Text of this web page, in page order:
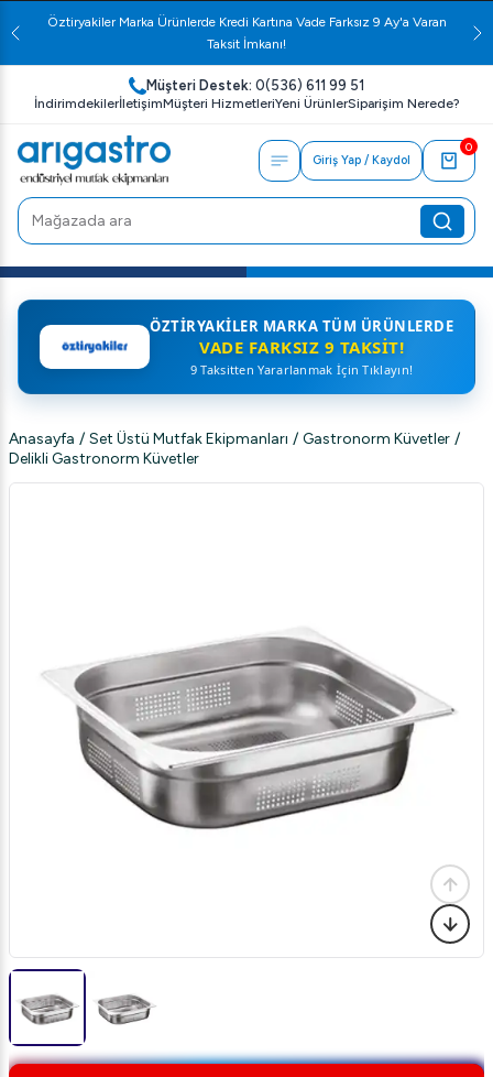
Öztiryakiler Marka Ürünlerde Kredi Kartına Vade Farksız 9 Ay'a Varan
Taksit İmkanı!
Müşteri Destek: 0(536) 611 99 51
İndirimdekilerİletişimMüşteri HizmetleriYeni ÜrünlerSiparişim Nerede?
Giriş Yap / Kaydol
0
ÖZTIRYAKILER MARKA TÜM ÜRÜNLERDE
VADE FARKSIZ 9 TAKSIT!
9 Taksitten Yararlanmak İçin Tıklayın!
Anasayfa / Set Üstü Mutfak Ekipmanları / Gastronorm Küvetler /
Delikli Gastronorm Küvetler